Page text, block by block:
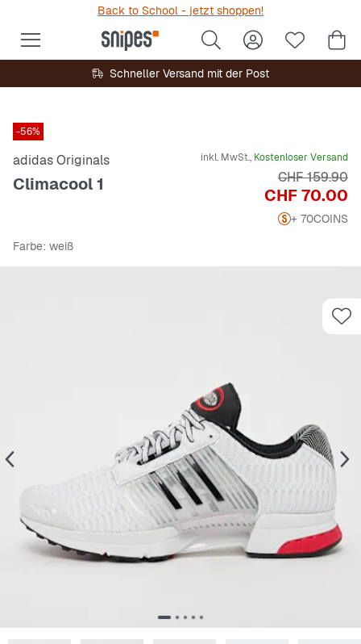
Back to School - jetzt shoppen!
Schneller Versand mit der Post
-56%
adidas Originals
Climacool 1
inkl. MwSt., Kostenloser Versand
Preis
CHF 70.00
Originalpreis
CHF 159.90
+ 70COINS
Farbe: weiß